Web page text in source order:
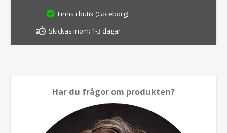
Finns i butik (Göteborg)
Skickas inom: 1-3 dagar
Har du frågor om produkten?